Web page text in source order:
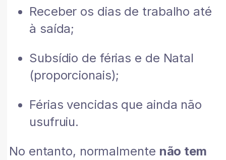
Receber os dias de trabalho até
à saída;
Subsídio de férias e de Natal
(proporcionais);
Férias vencidas que ainda não
usufruiu.
No entanto, normalmente não tem